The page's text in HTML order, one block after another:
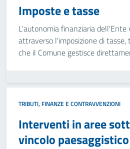
Imposte e tasse
L'autonomia finanziaria
attraverso l'imposizione di tasse,
che il Comune gestisce
TRIBUTI, FINANZE E CONTRAVVENZIONI
Interventi in aree
vincolo